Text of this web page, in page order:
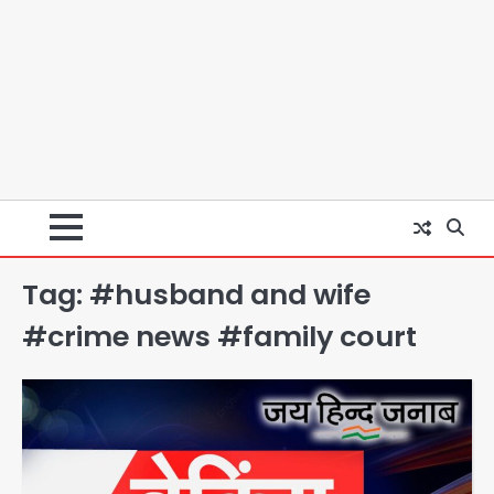
Tag: #husband and wife
#crime news #family court
2
Student protest in Ranchi: छात्र
पुलिस से भिड़े, आंसू गैस और वाटर कैनन का
Avinash Kumar